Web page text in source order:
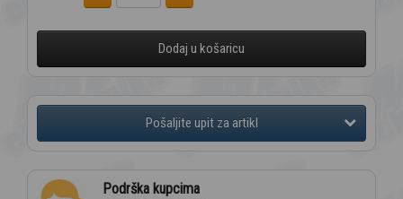
Dodaj u košaricu
Podrška kupcima